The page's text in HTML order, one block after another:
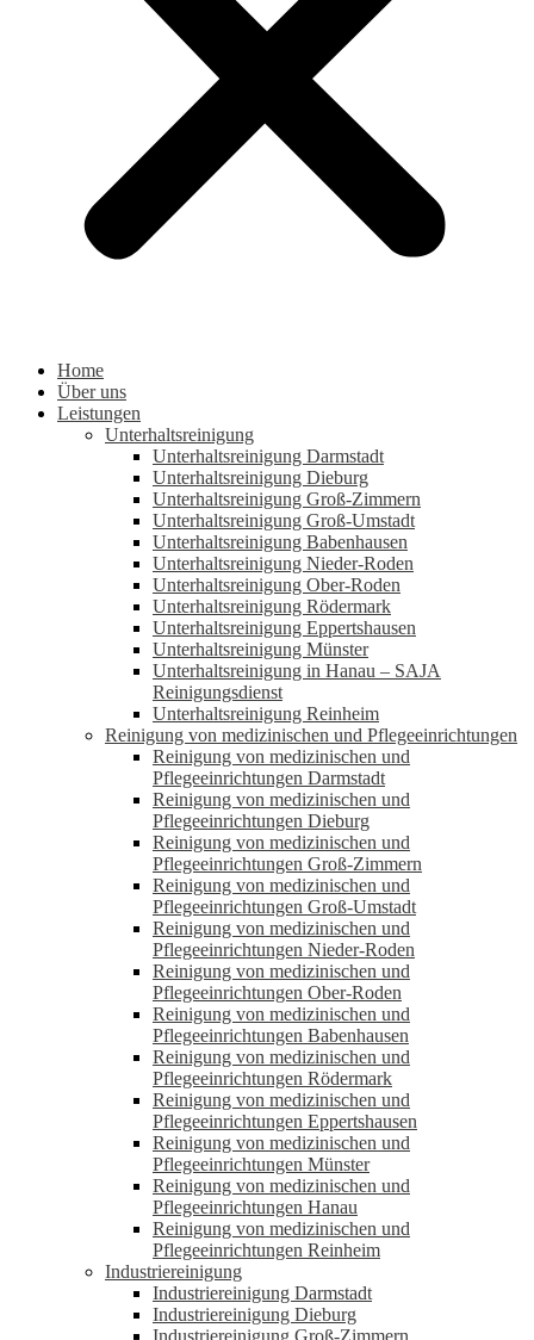
Home
Über uns
Leistungen
Unterhaltsreinigung
Unterhaltsreinigung Darmstadt
Unterhaltsreinigung Dieburg
Unterhaltsreinigung Groß-Zimmern
Unterhaltsreinigung Groß-Umstadt
Unterhaltsreinigung Babenhausen
Unterhaltsreinigung Nieder-Roden
Unterhaltsreinigung Ober-Roden
Unterhaltsreinigung Rödermark
Unterhaltsreinigung Eppertshausen
Unterhaltsreinigung Münster
Unterhaltsreinigung in Hanau – SAJA
Reinigungsdienst
Unterhaltsreinigung Reinheim
Reinigung von medizinischen und Pflegeeinrichtungen
Reinigung von medizinischen und
Pflegeeinrichtungen Darmstadt
Reinigung von medizinischen und
Pflegeeinrichtungen Dieburg
Reinigung von medizinischen und
Pflegeeinrichtungen Groß-Zimmern
Reinigung von medizinischen und
Pflegeeinrichtungen Groß-Umstadt
Reinigung von medizinischen und
Pflegeeinrichtungen Nieder-Roden
Reinigung von medizinischen und
Pflegeeinrichtungen Ober-Roden
Reinigung von medizinischen und
Pflegeeinrichtungen Babenhausen
Reinigung von medizinischen und
Pflegeeinrichtungen Rödermark
Reinigung von medizinischen und
Pflegeeinrichtungen Eppertshausen
Reinigung von medizinischen und
Pflegeeinrichtungen Münster
Reinigung von medizinischen und
Pflegeeinrichtungen Hanau
Reinigung von medizinischen und
Pflegeeinrichtungen Reinheim
Industriereinigung
Industriereinigung Darmstadt
Industriereinigung Dieburg
Industriereinigung Groß-Zimmern